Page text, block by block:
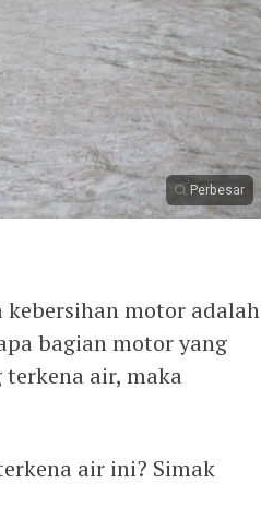
Perbesar
motor adalah
bagian motor yang
air, maka
air ini? Simak